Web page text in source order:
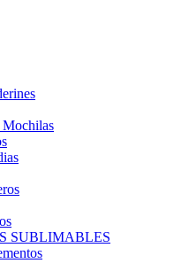
Mochilas
SUBLIMABLES